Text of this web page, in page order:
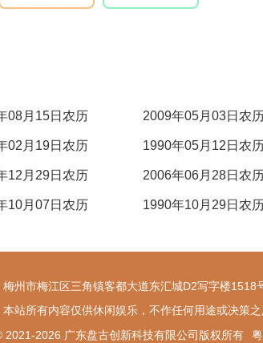
08月15日农历 2009年05月03日农
02月19日农历 1990年05月12日农
12月29日农历 2006年06月28日农
10月07日农历 1990年10月29日农
梅州市梅江区三角镇客都大道东汇城D2写字楼
本站所有内容仅供休闲娱乐，不作任何用途或决策之
2021-2026 广东盘古创新科技有限公司版权所有